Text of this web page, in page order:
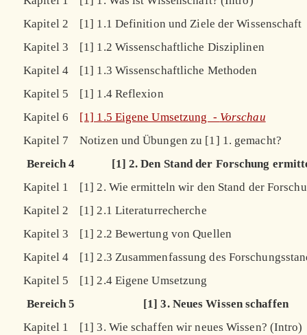
Kapitel 2
[1] 1.1 Definition und Ziele der Wissenschaft
Kapitel 3
[1] 1.2 Wissenschaftliche Disziplinen
Kapitel 4
[1] 1.3 Wissenschaftliche Methoden
Kapitel 5
[1] 1.4 Reflexion
Kapitel 6
[1] 1.5 Eigene Umsetzung - Vorschau
Kapitel 7
Notizen und Übungen zu [1] 1. gemacht?
Bereich 4
[1] 2. Den Stand der Forschung
Kapitel 1
[1] 2. Wie ermitteln wir den Stand der
Kapitel 2
[1] 2.1 Literaturrecherche
Kapitel 3
[1] 2.2 Bewertung von Quellen
Kapitel 4
[1] 2.3 Zusammenfassung des
Kapitel 5
[1] 2.4 Eigene Umsetzung
Bereich 5
[1] 3. Neues Wissen schaffen
Kapitel 1
[1] 3. Wie schaffen wir neues Wissen? (Intro)